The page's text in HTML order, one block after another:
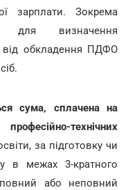
зарплати. Зокрема
для визначення
від обкладення ПДФО
сума, сплачена на
технічних
за підготовку чи
в межах 3-кратного
або неповний